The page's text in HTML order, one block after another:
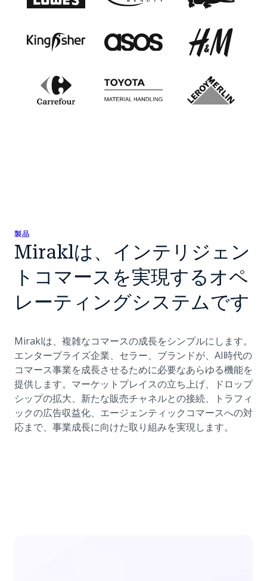
製品
Miraklは、インテリジェン
トコマースを実現するオペ
レーティングシステムです
Miraklは、複雑なコマースの成長をシンプルにします。
エンタープライズ企業、セラー、ブランドが、AI時代の
コマース事業を成長させるために必要なあらゆる機能を
提供します。マーケットプレイスの立ち上げ、ドロップ
シップの拡大、新たな販売チャネルとの接続、トラフィ
ックの広告収益化、エージェンティックコマースへの対
応まで、事業成長に向けた取り組みを実現します。